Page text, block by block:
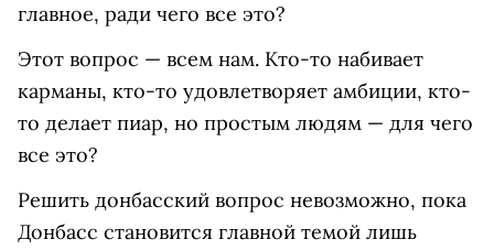
главное, ради чего все это?
Этот вопрос — всем нам. Кто-то набивает
карманы, кто-то удовлетворяет амбиции, кто-
то делает пиар, но простым людям — для чего
все это?
Решить донбасский вопрос невозможно, пока
Донбасс становится главной темой лишь